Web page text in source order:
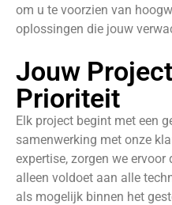
om u te voorzien van
oplossingen die jouw
Jouw
Prioriteit
Elk project begint met een
samenwerking met onze
expertise, zorgen we
alleen voldoet aan alle
als mogelijk binnen het